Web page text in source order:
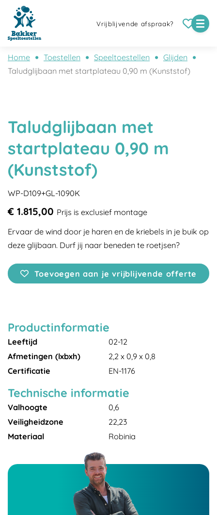
Vrijblijvende afspraak?
Home Toestellen Speeltoestellen
Glijden
Taludglijbaan met startplateau 0,90 m (Kunststof)
Taludglijbaan met
startplateau 0,90 m
(Kunststof)
WP-D109+GL-1090K
€ 1.815,00 Prijs is exclusief montage
Ervaar de wind door je haren en de kriebels in je buik op
deze glijbaan. Durf jij naar beneden te roetjsen?
Toevoegen aan je vrijblijvende offerte
Productinformatie
Leeftijd
02-12
Afmetingen (lxbxh)
2,2 x 0,9 x 0,8
Certificatie
EN-1176
Technische informatie
Valhoogte
0,6
Veiligheidzone
22,23
Materiaal
Robinia